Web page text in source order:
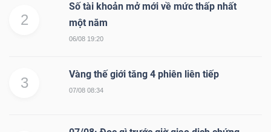
2
Số tài khoản mở mới về mức thấp nhất
một năm
06/08 19:20
3
Vàng thế giới tăng 4 phiên liên tiếp
07/08 08:34